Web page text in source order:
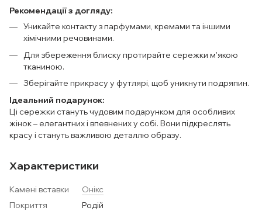
Рекомендації з догляду:
Уникайте контакту з парфумами, кремами та іншими
хімічними речовинами.
Для збереження блиску протирайте сережки м'якою
тканиною.
Зберігайте прикрасу у футлярі, щоб уникнути подряпин.
Ідеальний подарунок:
Ці сережки стануть чудовим подарунком для особливих
жінок – елегантних і впевнених у собі. Вони підкреслять
красу і стануть важливою деталлю образу.
Характеристики
Камені вставки
Онікс
Покриття
Родій